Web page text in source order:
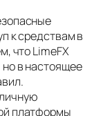
к средствам в
что LimeFX
в настоящее
платформы